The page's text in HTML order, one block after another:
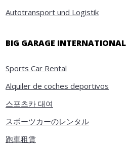
Autotransport und Logistik
BIG GARAGE INTERNATIONAL
Sports Car Rental
Alquiler de coches deportivos
스포츠카 대여
スポーツカーのレンタル
跑車租賃